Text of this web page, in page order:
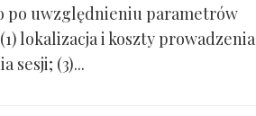
uwzględnieniu parametrów
lokalizacja i koszty prowadzenia
sesji; (3)...